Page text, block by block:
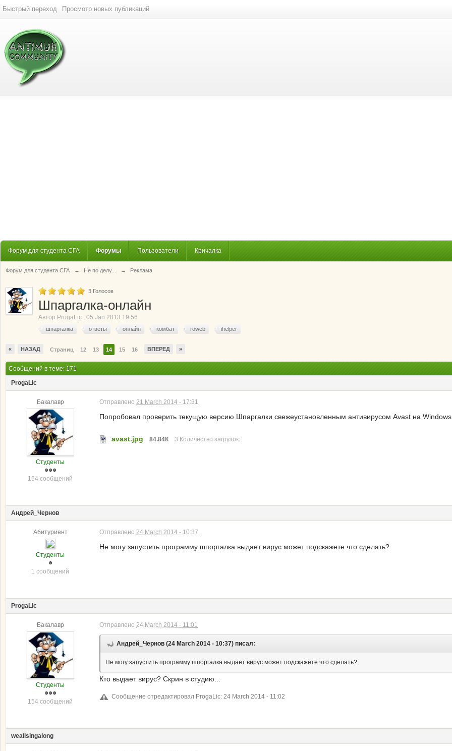
Быстрый переход Просмотр новых публикаций
Форум для студента СГА Форумы Пользователи Кричалка
Форум для студента СГА → Не по делу... → Реклама
3 Голосов
Шпаргалка-онлайн
Автор ProgaLic , 05 Jan 2013 19:56
шпаргалка ответы онлайн комбат roweb ihelper
« НАЗАД Страниц 12 13 14 15 16 ВПЕРЕД »
Сообщений в теме: 171
ProgaLic
Бакалавр
Студенты
154 сообщений
Отправлено 21 March 2014 - 17:31
Попробовал проверить текущую версию Шпаргалки свежеустановленным антивирусом Avast на Windows
avast.jpg 84.84К 3 Количество загрузок:
Андрей_Чернов
Абитуриент
Студенты
1 сообщений
Отправлено 24 March 2014 - 10:37
Не могу запустить программу шпоргалка выдает вирус может подскажете что сделать?
ProgaLic
Бакалавр
Студенты
154 сообщений
Отправлено 24 March 2014 - 11:01
Андрей_Чернов (24 March 2014 - 10:37) писал:
Не могу запустить программу шпоргалка выдает вирус может подскажете что сделать?
Кто выдает вирус? Скрин в студию...
Сообщение отредактировал ProgaLic: 24 March 2014 - 11:02
weallsingalong